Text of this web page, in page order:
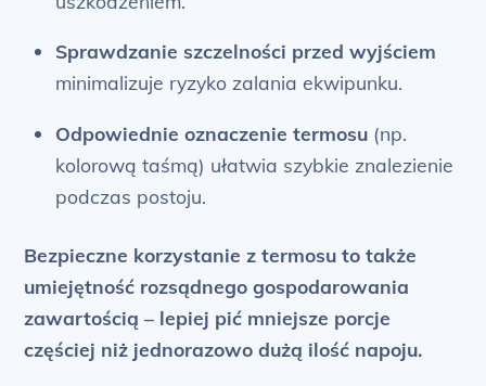
Sprawdzanie szczelności przed wyjściem
minimalizuje ryzyko zalania ekwipunku.
Odpowiednie oznaczenie termosu(np.
kolorową taśmą) ułatwia szybkie znalezienie
podczas postoju.
Bezpieczne korzystanie z termosu to także
umiejętność rozsądnego gospodarowania
zawartością – lepiej pić mniejsze porcje
częściej niż jednorazowo dużą ilość napoju.